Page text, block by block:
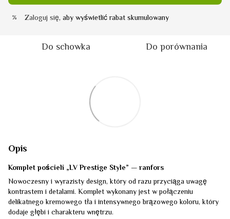
% Zaloguj się, aby wyświetlić rabat skumulowany
Do schowka Do porównania
Opis
Komplet pościeli „LV Prestige Style” — ranfors
Nowoczesny i wyrazisty design, który od razu przyciąga uwagę
kontrastem i detalami. Komplet wykonany jest w połączeniu
delikatnego kremowego tła i intensywnego brązowego koloru, który
dodaje głębi i charakteru wnętrzu.